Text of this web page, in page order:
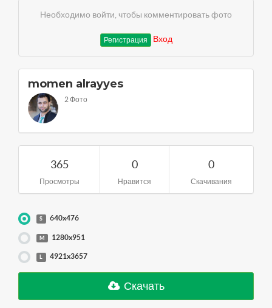
Необходимо войти, чтобы комментировать фото
Регистрация Вход
momen alrayyes
2 Фото
365
Просмотры
0
Нравится
0
Скачивания
S 640x476
M 1280x951
4921x3657
Скачать